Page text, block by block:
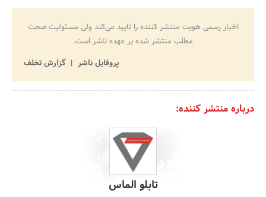
اخبار رسمی هویت منتشر کننده را تایید می‌کند ولی مسئولیت صحت
مطلب منتشر شده بر عهده ناشر است.
پروفایل ناشر
گزارش تخلف
درباره منتشر کننده:
تابلو الماس